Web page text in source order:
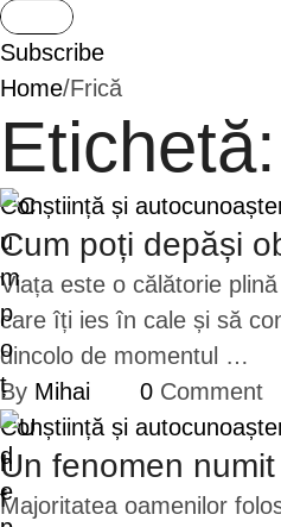
Subscribe
Home/Frică
Etichetă:
Conștiință și
Cum poți depăși
Viața este o călătorie
care îți ies în cale și să
dincolo de momentul …
By Mihai 0 Comment
Conștiință și
Un fenomen
Majoritatea oamenilor